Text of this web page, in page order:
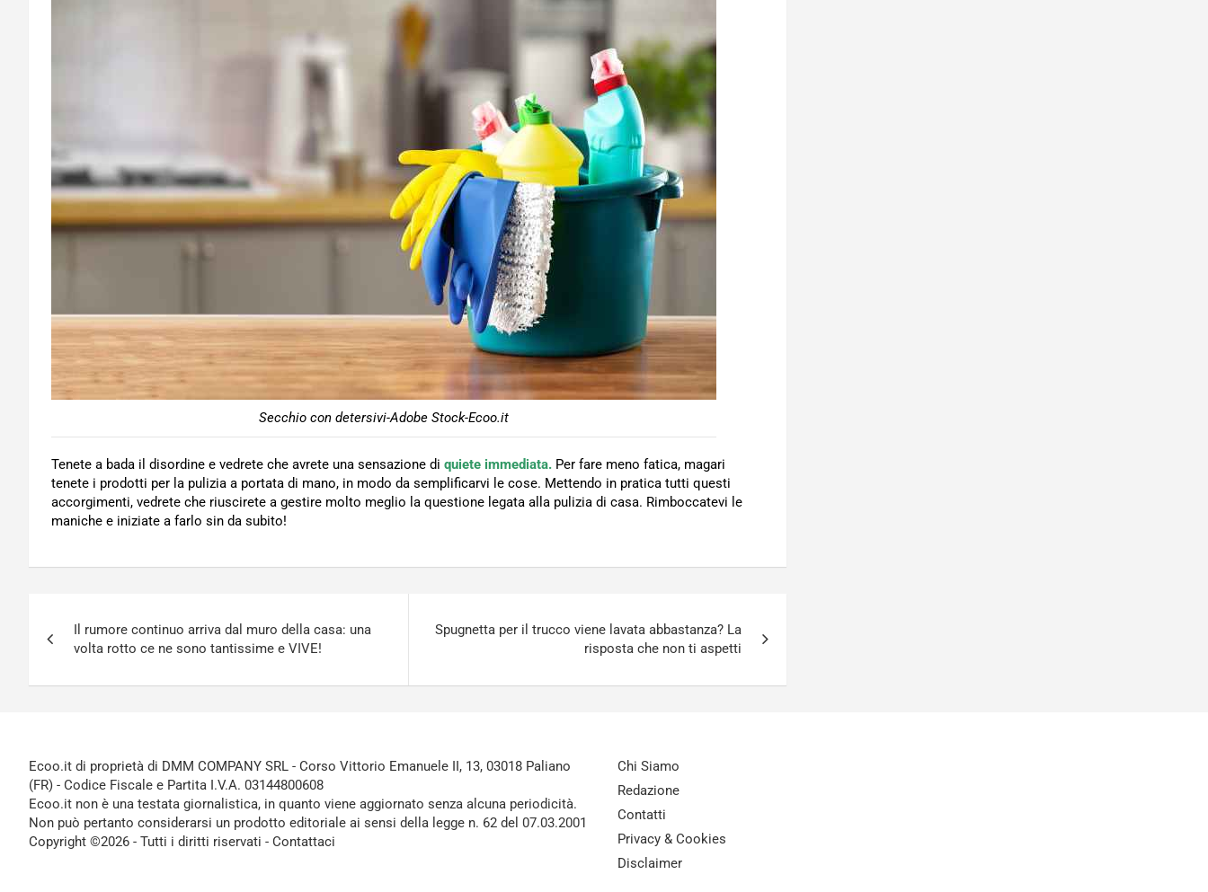
Secchio con detersivi-Adobe Stock-Ecoo.it
Tenete a bada il disordine e vedrete che avrete una sensazione di quiete immediata. Per fare meno fatica, magari
tenete i prodotti per la pulizia a portata di mano, in modo da semplificarvi le cose. Mettendo in pratica tutti questi
accorgimenti, vedrete che riuscirete a gestire molto meglio la questione legata alla pulizia di casa. Rimboccatevi le
maniche e iniziate a farlo sin da subito!
articoli
Il rumore continuo arriva dal muro della casa: una
volta rotto ce ne sono tantissime e VIVE!
Spugnetta per il trucco viene lavata abbastanza? La
risposta che non ti aspetti
Ecoo.it di proprietà di DMM COMPANY SRL - Corso Vittorio Emanuele II, 13, 03018 Paliano
(FR) - Codice Fiscale e Partita I.V.A. 03144800608
Ecoo.it non è una testata giornalistica, in quanto viene aggiornato senza alcuna periodicità.
Non può pertanto considerarsi un prodotto editoriale ai sensi della legge n. 62 del 07.03.2001
Copyright ©2026 - Tutti i diritti riservati - Contattaci
Chi Siamo
Redazione
Contatti
Privacy & Cookies
Disclaimer